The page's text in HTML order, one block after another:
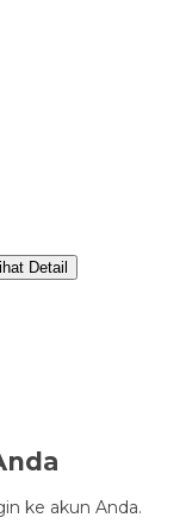
Detail
ke akun Anda.